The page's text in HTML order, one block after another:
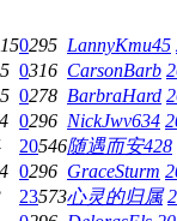
0295 LannyKmu45
0316 CarsonBarb
0278 BarbraHard
0296 NickJwv634
20546随遇而安428
0296 GraceSturm
23573心灵的归属